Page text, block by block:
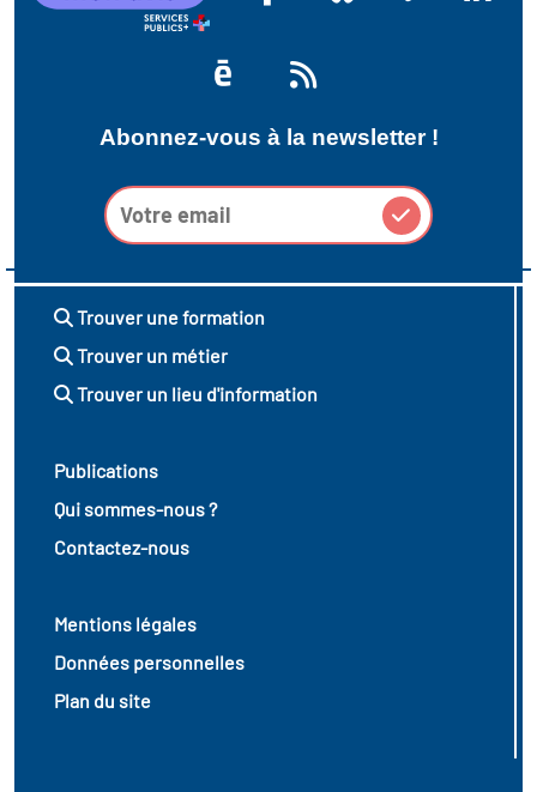
Abonnez-vous à la newsletter !
Trouver une formation
Trouver un métier
Trouver un lieu d'information
Publications
Qui sommes-nous ?
Contactez-nous
Mentions légales
Données personnelles
Plan du site